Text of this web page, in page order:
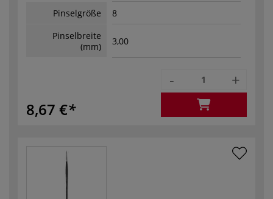
Pinselgröße
8
Pinselbreite
(mm)
3,00
8,67 €
- +